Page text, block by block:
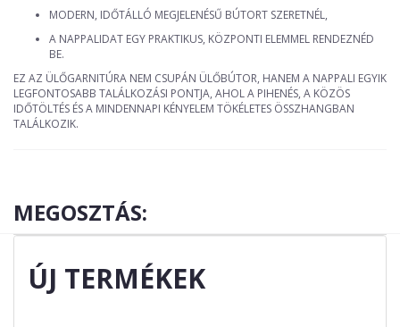
MODERN, IDŐTÁLLÓ MEGJELENÉSŰ BÚTORT SZERETNÉL,
A NAPPALIDAT EGY PRAKTIKUS, KÖZPONTI ELEMMEL RENDEZNÉD
BE.
EZ AZ ÜLŐGARNITÚRA NEM CSUPÁN ÜLŐBÚTOR, HANEM A NAPPALI EGYIK
LEGFONTOSABB TALÁLKOZÁSI PONTJA, AHOL A PIHENÉS, A KÖZÖS
IDŐTÖLTÉS ÉS A MINDENNAPI KÉNYELEM TÖKÉLETES ÖSSZHANGBAN
TALÁLKOZIK.
MEGOSZTÁS:
ÚJ TERMÉKEK